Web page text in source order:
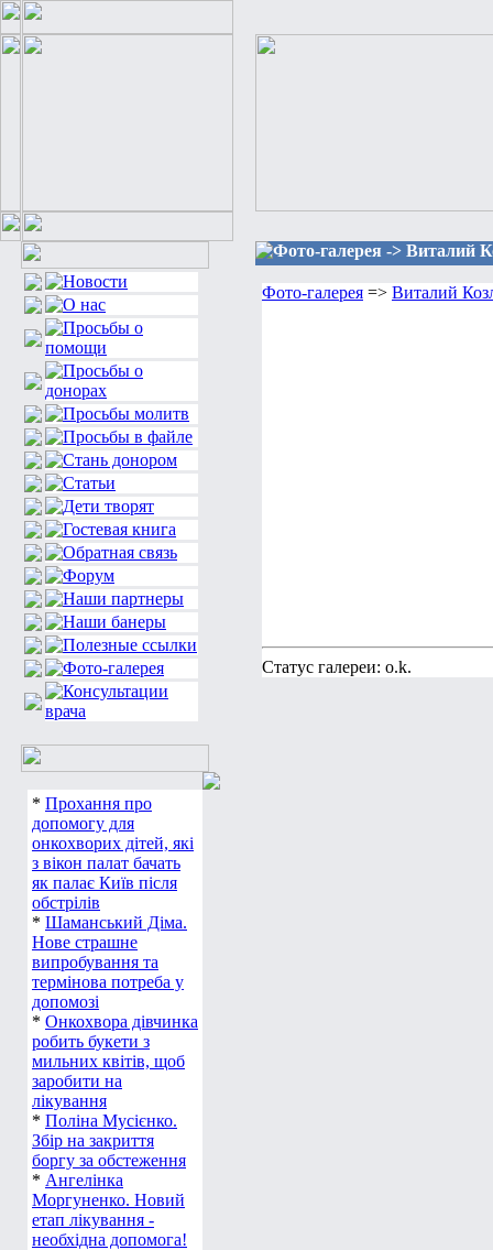
* Прохання про
допомогу для
онкохворих дітей, які
з вікон палат бачать
як палає Київ після
обстрілів
* Шаманський Діма.
Нове страшне
випробування та
термінова потреба у
допомозі
* Онкохвора дівчинка
робить букети з
мильних квітів, щоб
заробити на
лікування
* Поліна Мусієнко.
Збір на закриття
боргу за обстеження
* Ангелінка
Моргуненко. Новий
етап лікування -
необхідна допомога!
Фото-галерея -> Виталий
Фото-галерея => Виталий
Статус галереи: o.k.